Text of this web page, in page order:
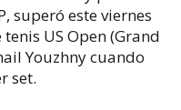
superó este viernes
US Open (Grand
Youzhny cuando
set.